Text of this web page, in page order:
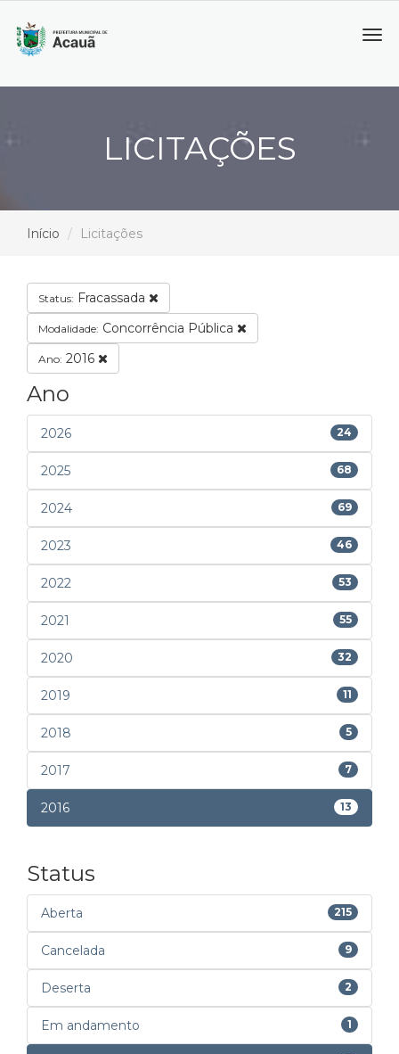
LICITAÇÕES
Início Licitações
Status: Fracassada
Modalidade: Concorrência Pública
Ano: 2016
Ano
2026 24
2025 68
2024 69
2023 46
2022 53
2021 55
2020 32
2019 11
2018 5
2017 7
2016 13
Status
Aberta 215
Cancelada 9
Deserta 2
Em andamento 1